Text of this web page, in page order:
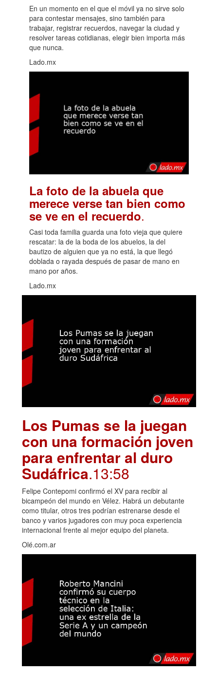
En un momento en el que el móvil ya no sirve solo
para contestar mensajes, sino también para
trabajar, registrar recuerdos, navegar la ciudad y
resolver tareas cotidianas, elegir bien importa más
que nunca.
Lado.mx
La foto de la abuela que
merece verse tan bien como
se ve en el recuerdo.
Casi toda familia guarda una foto vieja que quiere
rescatar: la de la boda de los abuelos, la del
bautizo de alguien que ya no está, la que llegó
doblada o rayada después de pasar de mano en
mano por años.
Lado.mx
Los Pumas se la juegan
con una formación joven
para enfrentar al duro
Sudáfrica.13:58
Felipe Contepomi confirmó el XV para recibir al
bicampeón del mundo en Vélez. Habrá un debutante
como titular, otros tres podrían estrenarse desde el
banco y varios jugadores con muy poca experiencia
internacional frente al mejor equipo del planeta.
Olé.com.ar